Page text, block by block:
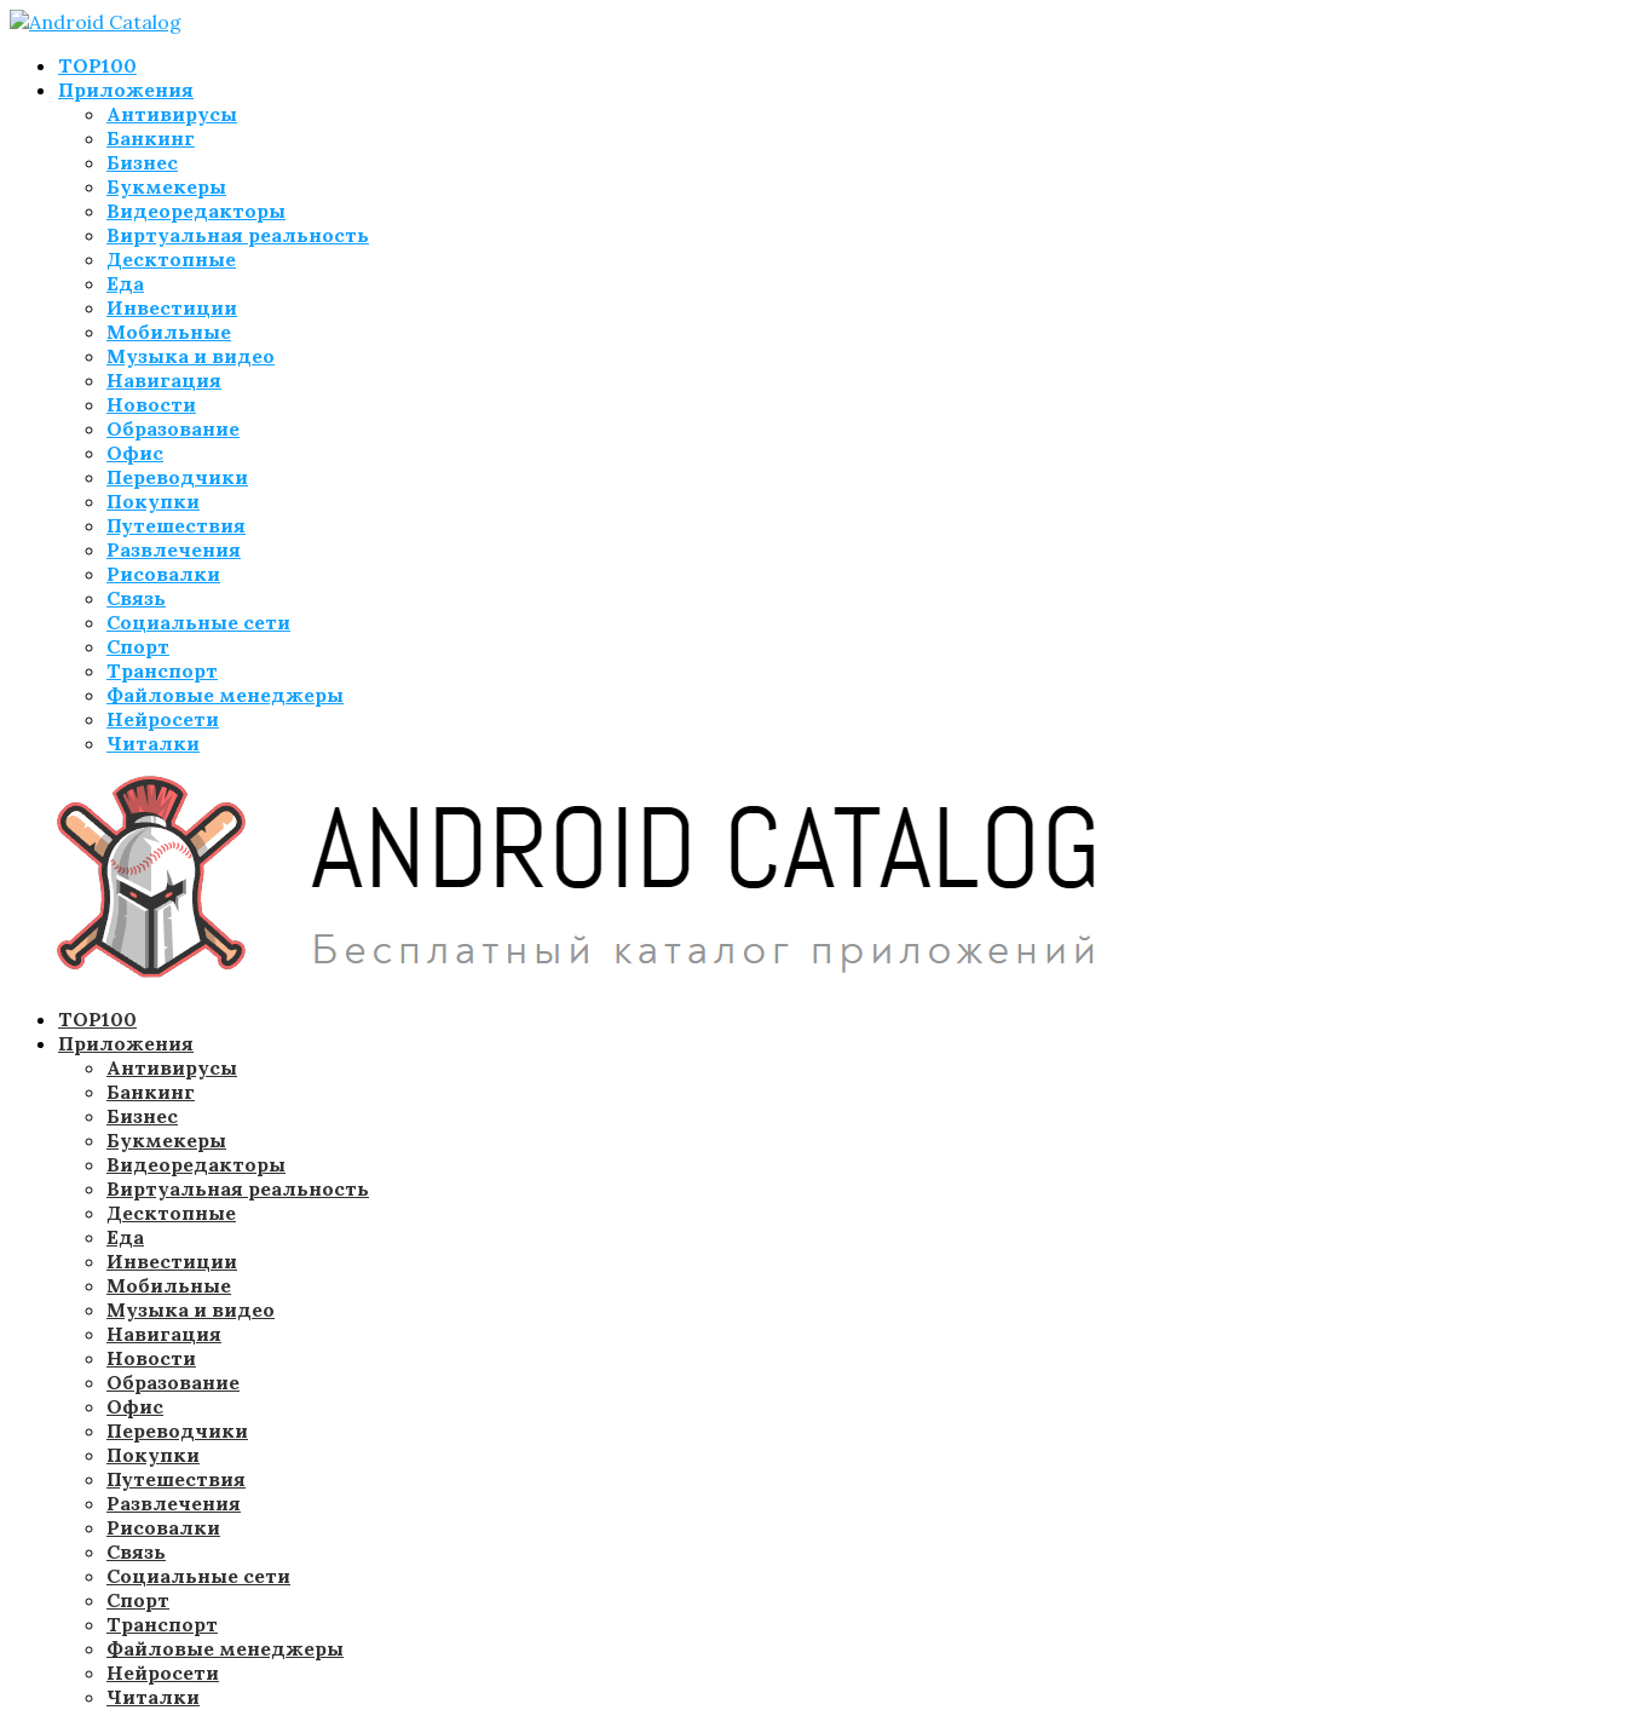
TOP100
Приложения
Антивирусы
Банкинг
Бизнес
Букмекеры
Видеоредакторы
Виртуальная реальность
Десктопные
Еда
Инвестиции
Мобильные
Музыка и видео
Навигация
Новости
Образование
Офис
Переводчики
Покупки
Путешествия
Развлечения
Рисовалки
Связь
Социальные сети
Спорт
Транспорт
Файловые менеджеры
Нейросети
Читалки
TOP100
Приложения
Антивирусы
Банкинг
Бизнес
Букмекеры
Видеоредакторы
Виртуальная реальность
Десктопные
Еда
Инвестиции
Мобильные
Музыка и видео
Навигация
Новости
Образование
Офис
Переводчики
Покупки
Путешествия
Развлечения
Рисовалки
Связь
Социальные сети
Спорт
Транспорт
Файловые менеджеры
Нейросети
Читалки